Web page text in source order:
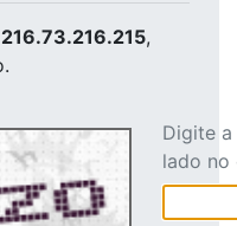
216.73.216.215,
Digite
lado no